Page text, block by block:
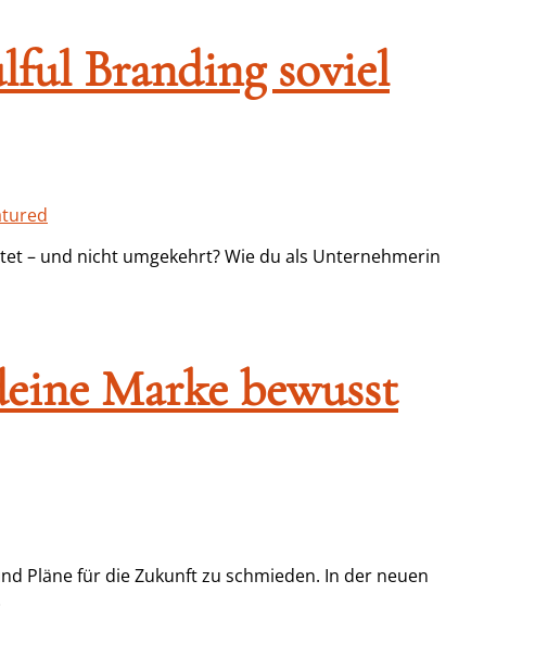
Branding soviel
– und nicht umgekehrt? Wie du als Unternehmerin
Marke bewusst
Pläne für die Zukunft zu schmieden. In der neuen